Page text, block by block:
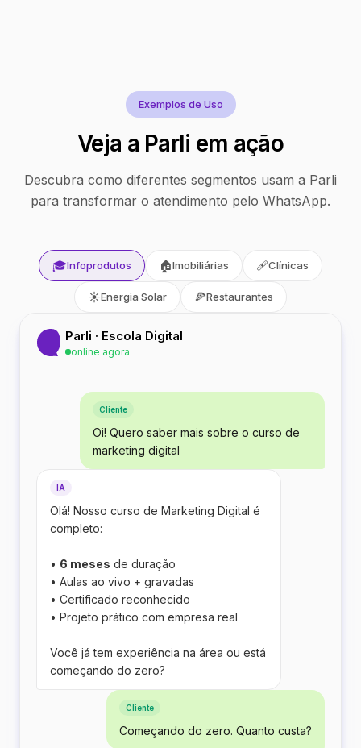
Exemplos de Uso
Veja a Parli em ação
Descubra como diferentes segmentos usam a Parli
para transformar o atendimento pelo WhatsApp.
🎓Infoprodutos 🏠Imobiliárias 🩹Clínicas
☀️Energia Solar 🍕Restaurantes
Parli · Escola Digital
online agora
Cliente
Oi! Quero saber mais sobre o curso de
marketing digital
IA
Olá! Nosso curso de Marketing Digital é
completo:
• 6 meses de duração
• Aulas ao vivo + gravadas
• Certificado reconhecido
• Projeto prático com empresa real
Você já tem experiência na área ou está
começando do zero?
Cliente
Começando do zero. Quanto custa?